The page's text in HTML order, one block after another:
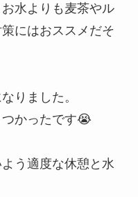
水よりも麦茶やル
にはおススメだそ
りました。
かったです😭
う適度な休憩と水